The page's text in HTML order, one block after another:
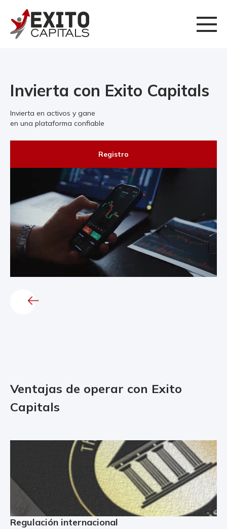
Invierta con Exito Capitals
Invierta en activos y gane
en una plataforma confiable
Registro
Ventajas de operar con Exito
Capitals
Regulación internacional